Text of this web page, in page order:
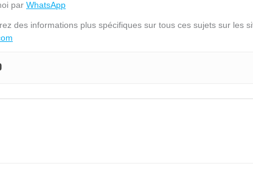
par WhatsApp
des informations plus spécifiques sur tous ces sujets sur les